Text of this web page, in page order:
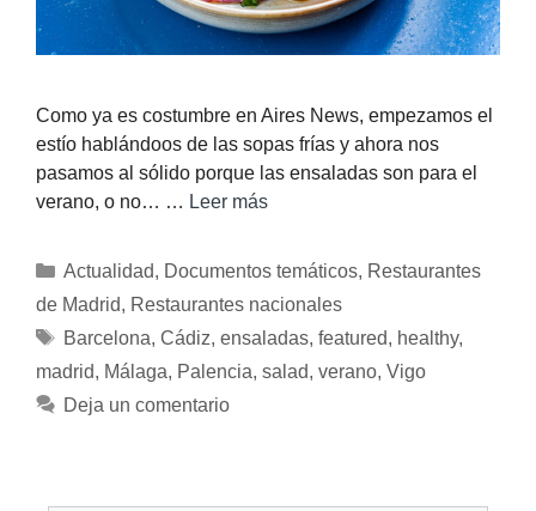
Como ya es costumbre en Aires News, empezamos el
estío hablándoos de las sopas frías y ahora nos
pasamos al sólido porque las ensaladas son para el
verano, o no… … Leer más
Actualidad, Documentos temáticos, Restaurantes
de Madrid, Restaurantes nacionales
Barcelona, Cádiz, ensaladas, featured, healthy,
madrid, Málaga, Palencia, salad, verano, Vigo
Deja un comentario